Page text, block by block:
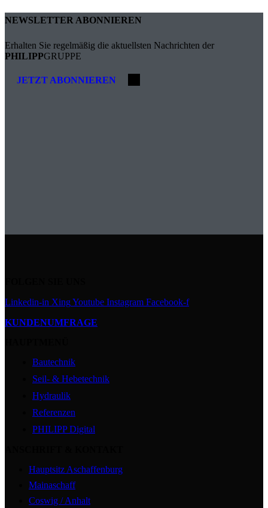
NEWSLETTER ABONNIEREN
Erhalten Sie regelmäßig die aktuellsten Nachrichten der
PHILIPPGRUPPE
JETZT ABONNIEREN
Linkedin-in XingYoutube Instagram Facebook-f
KUNDENUMFRAGE
Bautechnik
Seil- & Hebetechnik
Hydraulik
Referenzen
PHILIPP Digital
Hauptsitz Aschaffenburg
Mainaschaff
Coswig / Anhalt